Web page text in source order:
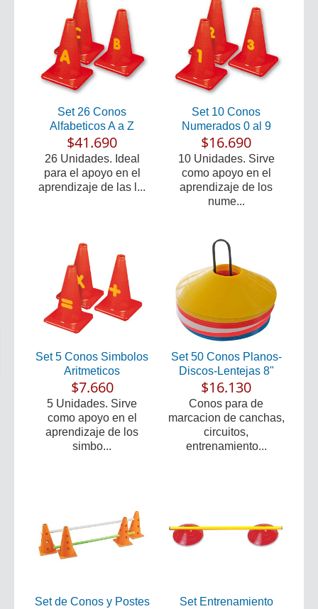
Set 26 Conos
Alfabeticos A a Z
$41.690
26 Unidades. Ideal
para el apoyo en el
aprendizaje de las l...
Set 10 Conos
Numerados 0 al 9
$16.690
10 Unidades. Sirve
como apoyo en el
aprendizaje de los
nume...
Set 5 Conos Simbolos
Aritmeticos
$7.660
5 Unidades. Sirve
como apoyo en el
aprendizaje de los
simbo...
Set 50 Conos Planos-
Discos-Lentejas 8"
$16.130
Conos para de
marcacion de canchas,
circuitos,
entrenamiento...
Set de Conos y Postes
Set Entrenamiento